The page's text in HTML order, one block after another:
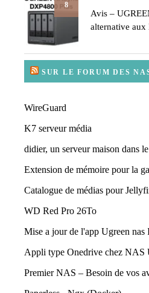
8
Avis –
alternative aux
SUR LE FORUM DES
WireGuard
K7 serveur média
didier, un serveur maison dans
Extension de mémoire pour la
Catalogue de médias pour
WD Red Pro 26To
Mise a jour de l'app Ugreen nas
Appli type Onedrive chez NAS
Premier NAS – Besoin de vos